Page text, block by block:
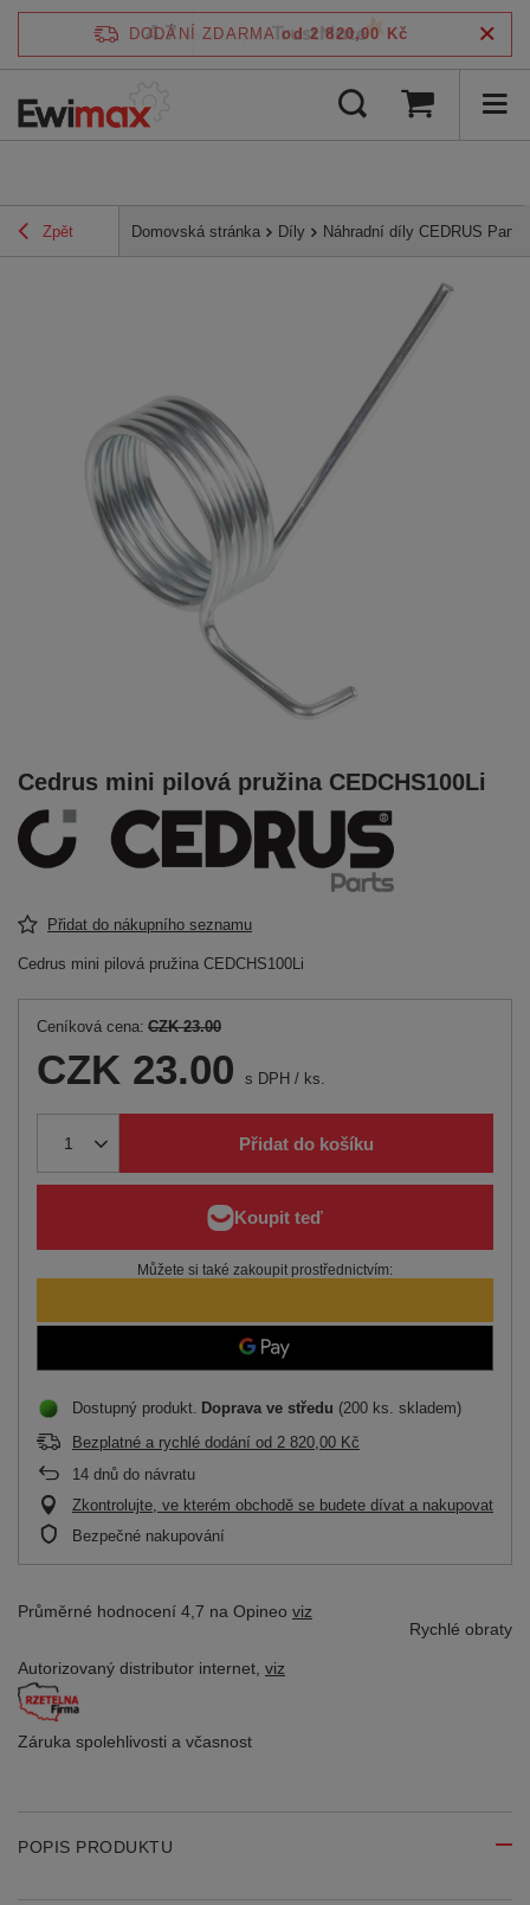
DODÁNÍ ZDARMA od 2 820,00 Kč
Zpět Domovská stránka Díly Náhradní díly CEDRUS Parts
Cedrus mini pilová pružina CEDCHS100Li
Přidat do nákupního seznamu
Cedrus mini pilová pružina CEDCHS100Li
Ceníková cena: CZK 23.00
CZK 23.00 s DPH / ks.
Přidat do košíku
Můžete si také zakoupit prostřednictvím:
Dostupný produkt Doprava ve středu (200 ks. skladem)
Bezplatné a rychlé dodání od 2 820,00 Kč
14 dnů do návratu
Zkontrolujte, ve kterém obchodě se budete dívat a nakupovat
Bezpečné nakupování
Průměrné hodnocení 4,7 na Opineo viz
Rychlé obraty
Autorizovaný distributor internet, viz
Záruka spolehlivosti a včasnost
POPIS PRODUKTU
4.7 /5 ověřeno podle